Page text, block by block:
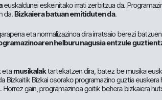
euskaldunei eskeinitako irrati zerbitzua da.
da. Bizkaiera batuan emitiduten da.
eta normalizazinoa dira irratsaio berezi
helburu nagusia entzule
eta musikalaktartekatzen dira, batez be musika
Bizkaitik Bizkai osorako programazino guztia
Horrez gain, programazinoa goitik behera bizkaiera